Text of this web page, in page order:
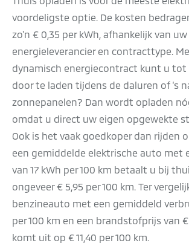
voordeligste optie. De kosten
zo'n € 0,35 per kWh, afhankelijk van uw
energieleverancier en contracttype.
dynamisch energiecontract kunt u tot
door te laden tijdens de daluren of ‘s
zonnepanelen? Dan wordt opladen
omdat u direct uw eigen opgewekte
Ook is het vaak goedkoper dan rijden
een gemiddelde elektrische auto met
van 17 kWh per 100 km betaalt u bij
ongeveer € 5,95 per 100 km. Ter
benzineauto met een gemiddeld
per 100 km en een brandstofprijs van €
komt uit op € 11,40 per 100 km.